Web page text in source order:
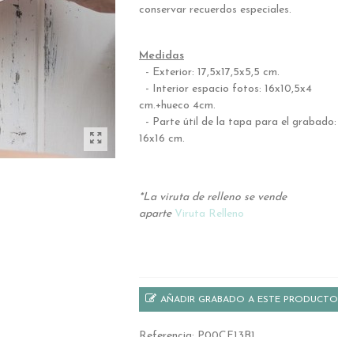
conservar recuerdos especiales.
Medidas
- Exterior: 17,5x17,5x5,5 cm.
- Interior espacio fotos: 16x10,5x4
cm.+hueco 4cm.
- Parte útil de la tapa para el grabado:
16x16 cm.
*La viruta de relleno se vende
aparte Viruta Relleno
AÑADIR GRABADO A ESTE PRODUCTO